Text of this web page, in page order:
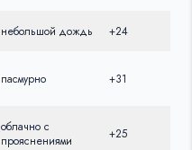
небольшой дождь +24
пасмурно +31
облачно с
прояснениями
+25